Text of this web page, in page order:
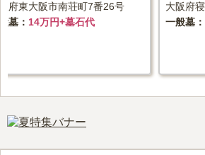
府東大阪市南荘町7番26号
墓
14万円+墓石代
大阪府
一般墓